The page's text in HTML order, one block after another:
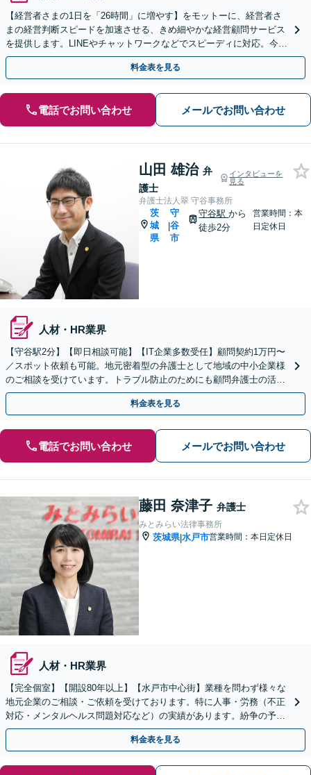
【経営者さまの1日を「26時間」に増やす】をモットーに、経営者さ
まの経営判断スピードを加速させる、きめ細やかな経営顧問サービス
を提供します。LINEやチャットワークなどでスピーディに対応。今後
問題となりそうな経営課題までご相談を承ります
料金表を見る
電話でお問い合わせ メールでお問い合わせ
山田 雄治 弁
護士
インタビューを
見る
弁護士法人翠 守谷事務所
茨
城
県
|
守
谷
市
守谷駅から
徒歩2分
営業時間：本
日定休日
人材・HR業界
【守谷駅2分】【即日相談可能】【IT企業多数受任】顧問契約1万円〜
／スポット依頼も可能。地元密着型の弁護士として地域の中小企業様
のご相談を受けています。トラブル防止のためにも顧問弁護士の活用
をご検討ください。マンション管理組合顧問経験あり。
料金表を見る
電話でお問い合わせ メールでお問い合わせ
藤田 奈津子 弁護士
みとみらい法律事務所
茨城県|水戸市営業時間：本日定休日
人材・HR業界
【完全個室】【開設80年以上】【水戸市中心街】業種を問わず様々な
地元企業のご相談・ご依頼を受けております。特に人事・労務（不正
対応・メンタルヘルス問題対応など）の実績があります。紛争の予
防〜交渉・訴訟まで企業の伴走者として尽力します。
料金表を見る